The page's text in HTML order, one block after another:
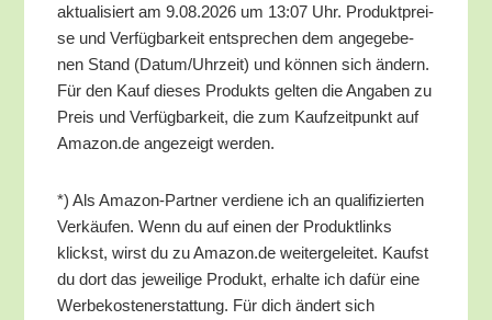
aktua­li­siert am 9.08.2026 um 13:07 Uhr. Pro­dukt­prei­
se und Ver­füg­bar­keit ent­spre­chen dem ange­ge­be­
nen Stand (Datum/​Uhrzeit) und kön­nen sich ändern.
Für den Kauf die­ses Pro­dukts gel­ten die Anga­ben zu
Preis und Ver­füg­bar­keit, die zum Kauf­zeit­punkt auf
Amazon.de ange­zeigt werden.
*) Als Ama­zon-Part­ner ver­die­ne ich an qua­li­fi­zier­ten
Ver­käu­fen. Wenn du auf einen der Pro­dukt­links
klickst, wirst du zu Amazon.de wei­ter­ge­lei­tet. Kaufst
du dort das jewei­li­ge Pro­dukt, erhal­te ich dafür eine
Wer­be­kos­ten­er­stat­tung. Für dich ändert sich